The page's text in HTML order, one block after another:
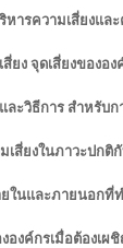
ารความเสี่ยงแล
สี่ยง จุดเสี่ยงของอ
ละวิธีการ สำหรับก
เสี่ยงในภาวะปก
ในและภายนอกที่
องค์กรเมื่อต้องเ